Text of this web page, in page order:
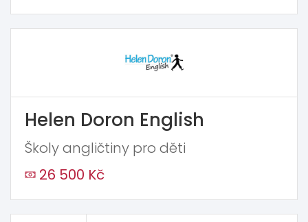
Helen Doron English
Školy angličtiny pro děti
26 500 Kč